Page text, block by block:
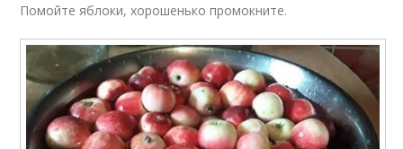
Помойте яблоки, хорошенько промокните.